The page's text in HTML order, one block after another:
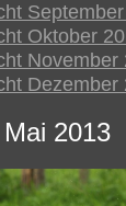
Oktober
November
2013